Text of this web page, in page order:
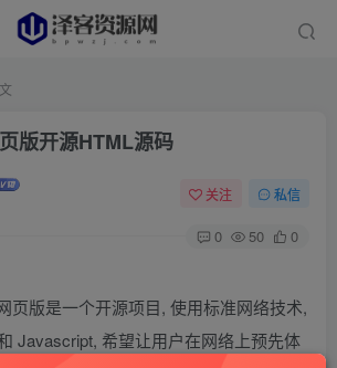
版开源HTML源码
关注 私信
0 50 0
页版是一个开源项目, 使用标准网络技术,
Javascript, 希望让用户在网络上预先体